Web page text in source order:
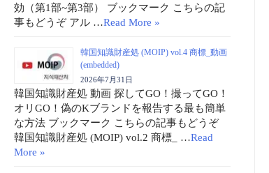
効（第1部~第3部） ブックマーク こちらの記
事もどうぞ アル …Read More »
韓国知識財産処 (MOIP) vol.4 商標_動画
(embedded)
2026年7月31日
韓国知識財産処 動画 探してGO！撮ってGO！
オリGO！偽のKブランドを報告する最も簡単
な方法 ブックマーク こちらの記事もどうぞ
韓国知識財産処 (MOIP) vol.2 商標_ …Read
More »